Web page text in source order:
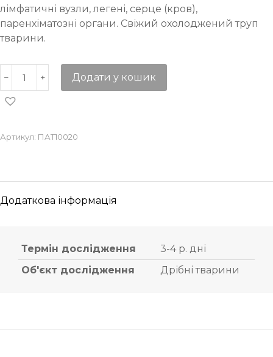
лімфатичні вузли, легені, серце (кров),
паренхіматозні органи. Свіжий охолоджений труп
тварини.
Додати у кошик
Артикул: ПАТ10020
Додаткова інформація
Термін дослідження
3-4 р. дні
Об'єкт дослідження
Дрібні тварини